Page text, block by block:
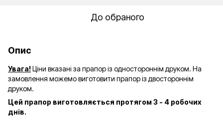
До обраного
Опис
Увага!Ціни вказані за прапор із одностороннім друком. На
замовлення можемо виготовити прапор із двостороннім
друком.
Цей прапор виготовляється протягом 3 - 4 робочих
днів.